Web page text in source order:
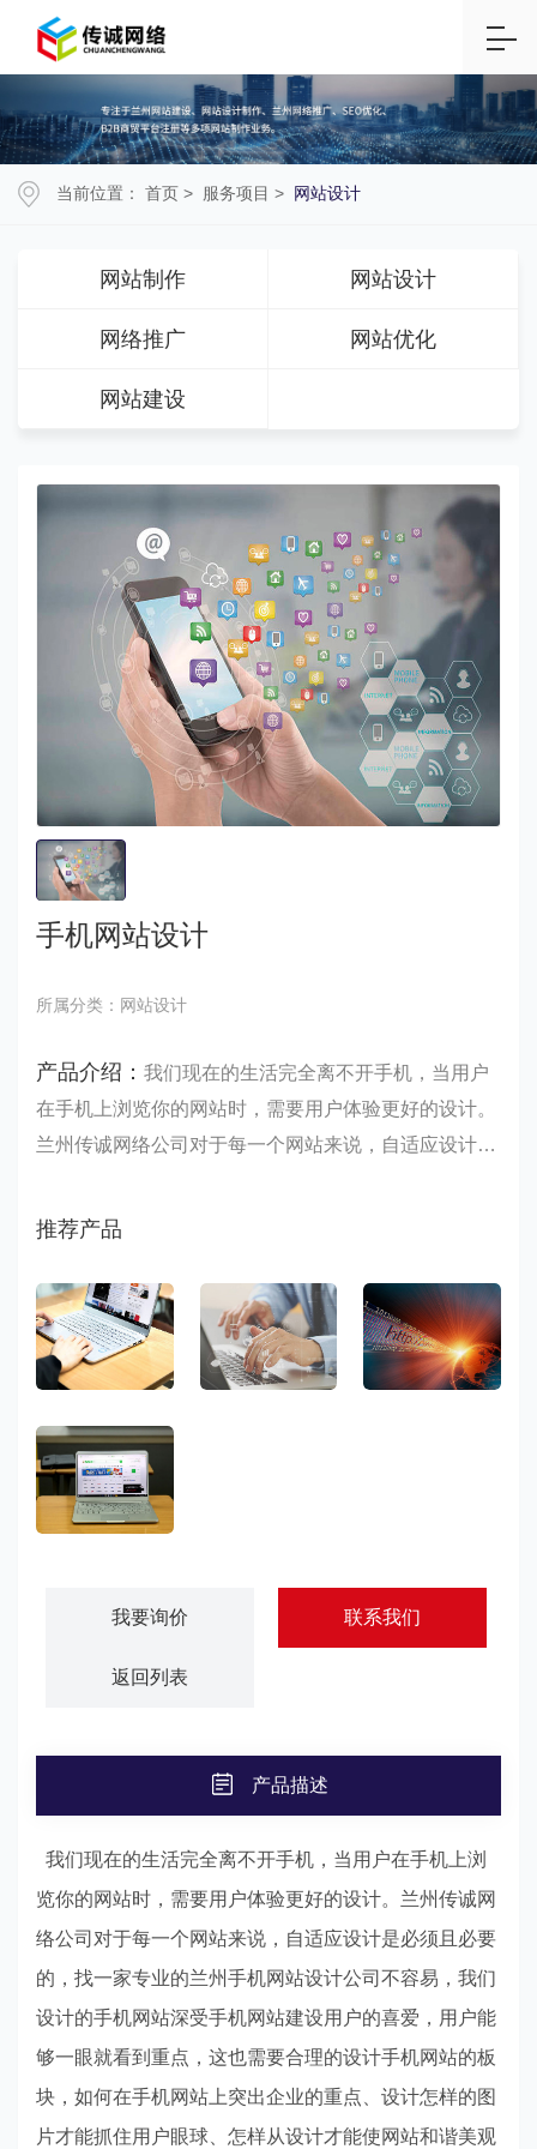
当前位置： 首页 > 服务项目 > 网站设计
网站制作 网站设计
网络推广 网站优化
网站建设
手机网站设计
所属分类：网站设计
产品介绍： 我们现在的生活完全离不开手机，当用户
在手机上浏览你的网站时，需要用户体验更好的设计。
兰州传诚网络公司对于每一个网站来说，自适应设计是
容易，我们设计的手机网站深受手机网站建设用户的喜
推荐产品
我要询价 联系我们
返回列表
产品描述
我们现在的生活完全离不开手机，当用户在手机上浏
览你的网站时，需要用户体验更好的设计。兰州传诚网
络公司对于每一个网站来说，自适应设计是必须且必要
的，找一家专业的兰州手机网站设计公司不容易，我们
设计的手机网站深受手机网站建设用户的喜爱，用户能
够一眼就看到重点，这也需要合理的设计手机网站的板
块，如何在手机网站上突出企业的重点、设计怎样的图
片才能抓住用户眼球、怎样从设计才能使网站和谐美观